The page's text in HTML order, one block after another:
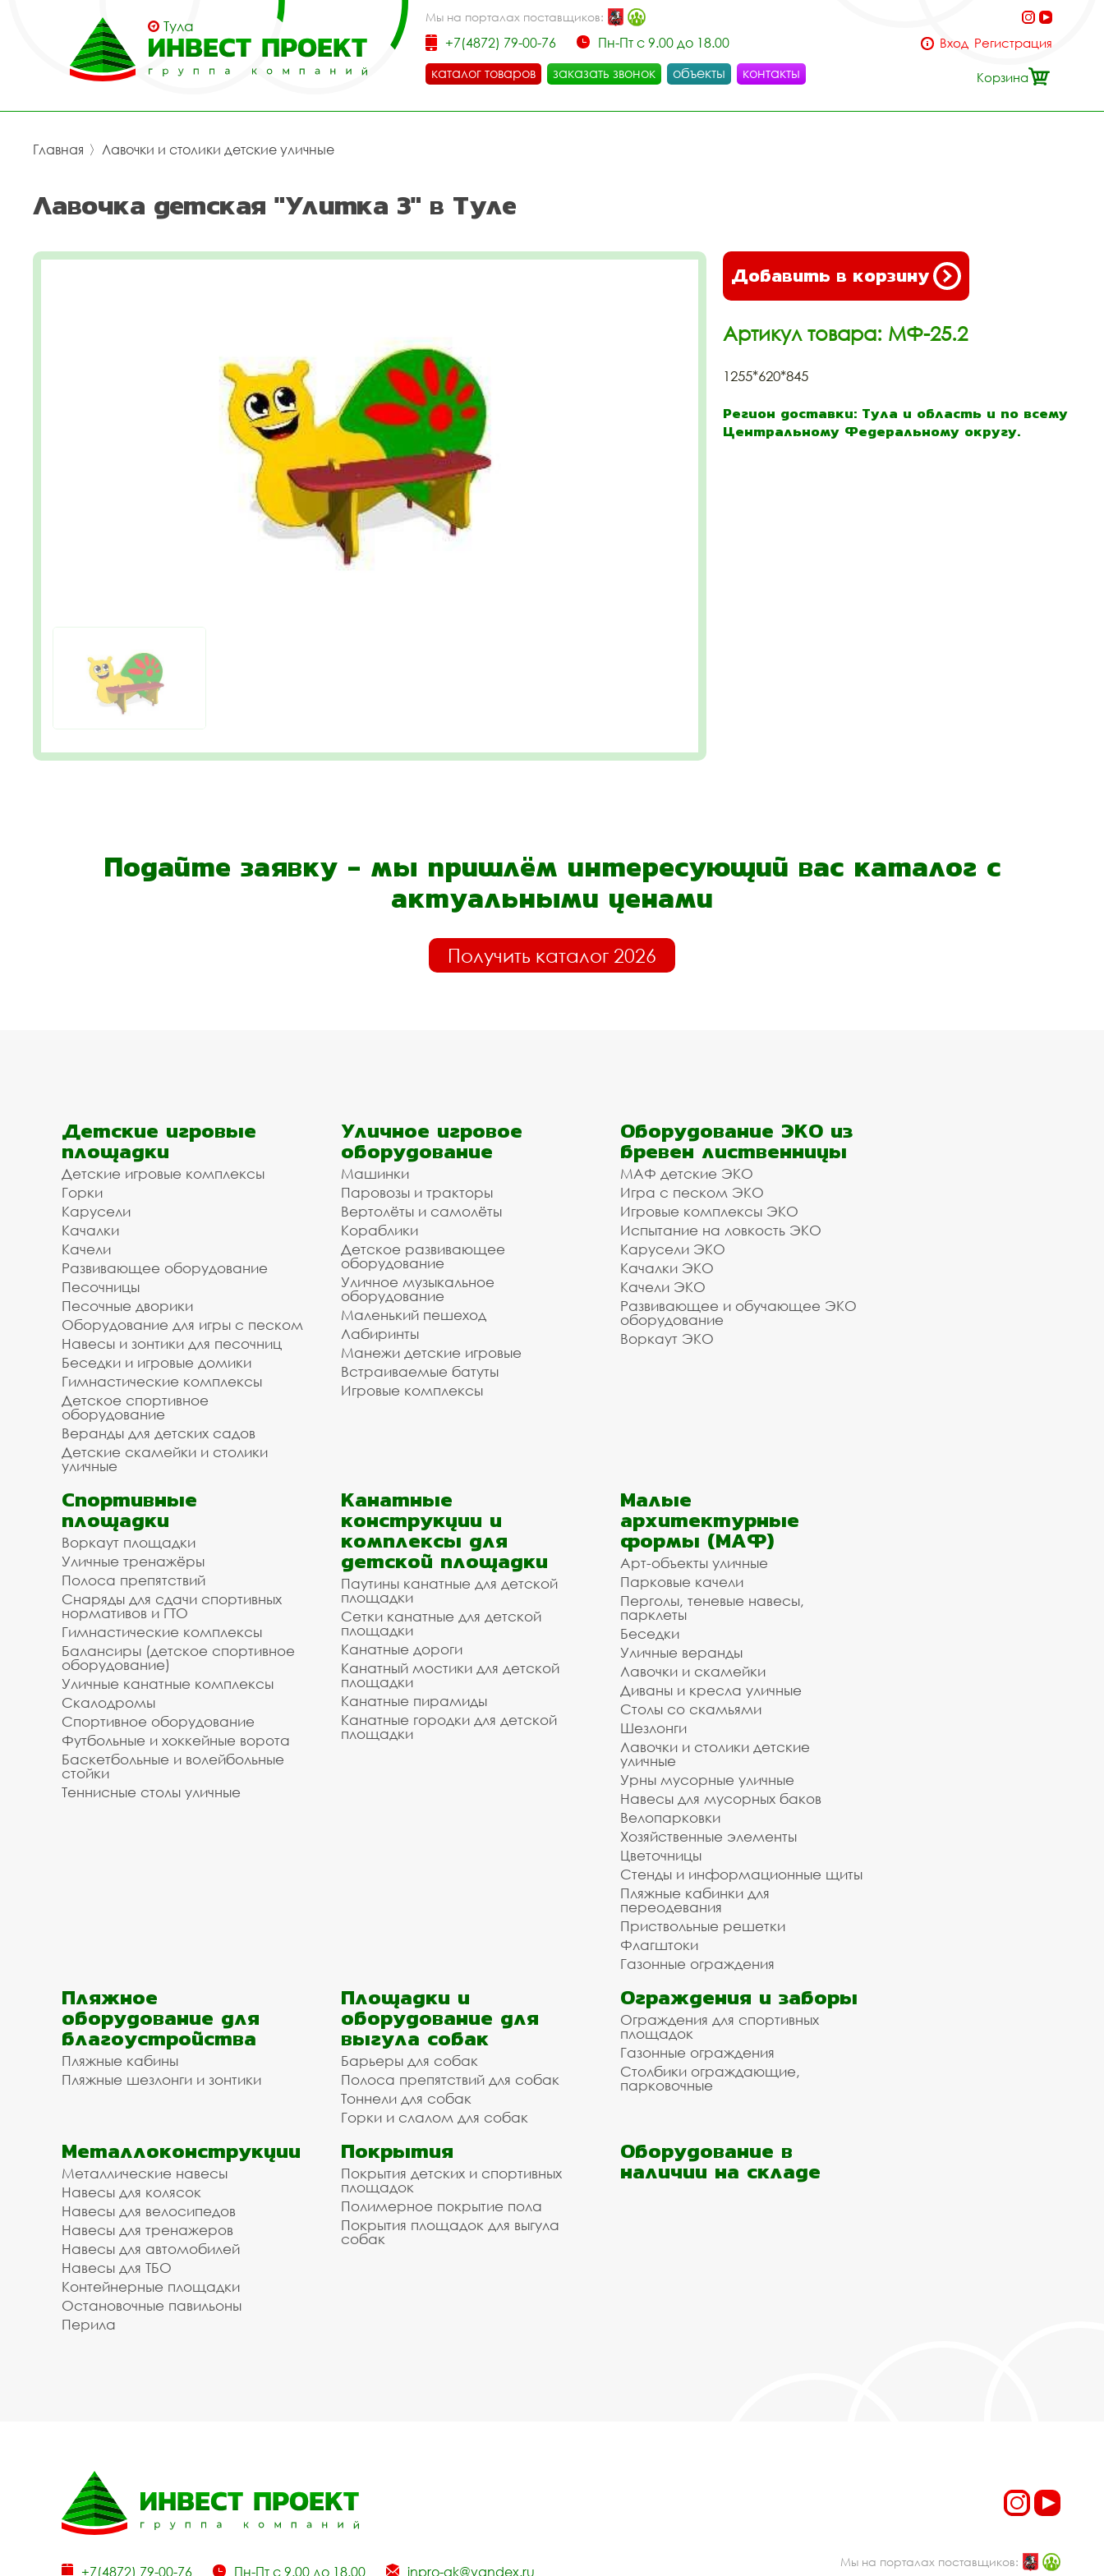
Тула
Мы на порталах поставщиков:
+7(4872) 79-00-76
Пн-Пт с 9.00 до 18.00
каталог товаров
заказать звонок объекты контакты
Вход Регистрация
Корзина
Главная 〉 Лавочки и столики детские уличные
Лавочка детская "Улитка 3" в Туле
Добавить в корзину
Артикул товара: МФ-25.2
1255*620*845
Регион доставки: Тула и область и по всему
Центральному Федеральному округу.
Подайте заявку - мы пришлём интересующий вас каталог с
актуальными ценами
Получить каталог 2026
Детские игровые
площадки
Детские игровые комплексы
Горки
Карусели
Качалки
Качели
Развивающее оборудование
Песочницы
Песочные дворики
Оборудование для игры с песком
Навесы и зонтики для песочниц
Беседки и игровые домики
Гимнастические комплексы
Детское спортивное
оборудование
Веранды для детских садов
Детские скамейки и столики
уличные
Уличное игровое
оборудование
Машинки
Паровозы и тракторы
Вертолёты и самолёты
Кораблики
Детское развивающее
оборудование
Уличное музыкальное
оборудование
Маленький пешеход
Лабиринты
Манежи детские игровые
Встраиваемые батуты
Игровые комплексы
Оборудование ЭКО из
бревен лиственницы
МАФ детские ЭКО
Игра с песком ЭКО
Игровые комплексы ЭКО
Испытание на ловкость ЭКО
Карусели ЭКО
Качалки ЭКО
Качели ЭКО
Развивающее и обучающее ЭКО
оборудование
Воркаут ЭКО
Спортивные
площадки
Воркаут площадки
Уличные тренажёры
Полоса препятствий
Снаряды для сдачи спортивных
нормативов и ГТО
Гимнастические комплексы
Балансиры (детское спортивное
оборудование)
Уличные канатные комплексы
Скалодромы
Спортивное оборудование
Футбольные и хоккейные ворота
Баскетбольные и волейбольные
стойки
Теннисные столы уличные
Канатные
конструкции и
комплексы для
детской площадки
Паутины канатные для детской
площадки
Сетки канатные для детской
площадки
Канатные дороги
Канатный мостики для детской
площадки
Канатные пирамиды
Канатные городки для детской
площадки
Малые
архитектурные
формы (МАФ)
Арт-объекты уличные
Парковые качели
Перголы, теневые навесы,
парклеты
Беседки
Уличные веранды
Лавочки и скамейки
Диваны и кресла уличные
Столы со скамьями
Шезлонги
Лавочки и столики детские
уличные
Урны мусорные уличные
Навесы для мусорных баков
Велопарковки
Хозяйственные элементы
Цветочницы
Стенды и информационные щиты
Пляжные кабинки для
переодевания
Приствольные решетки
Флагштоки
Газонные ограждения
Пляжное
оборудование для
благоустройства
Пляжные кабины
Пляжные шезлонги и зонтики
Площадки и
оборудование для
выгула собак
Барьеры для собак
Полоса препятствий для собак
Тоннели для собак
Горки и слалом для собак
Ограждения и заборы
Ограждения для спортивных
площадок
Газонные ограждения
Столбики ограждающие,
парковочные
Металлоконструкции
Металлические навесы
Навесы для колясок
Навесы для велосипедов
Навесы для тренажеров
Навесы для автомобилей
Навесы для ТБО
Контейнерные площадки
Остановочные павильоны
Перила
Покрытия
Покрытия детских и спортивных
площадок
Полимерное покрытие пола
Покрытия площадок для выгула
собак
Оборудование в
наличии на складе
+7(4872) 79-00-76 Пн-Пт с 9.00 до 18.00 inpro-gk@yandex.ru
Мы на порталах поставщиков: